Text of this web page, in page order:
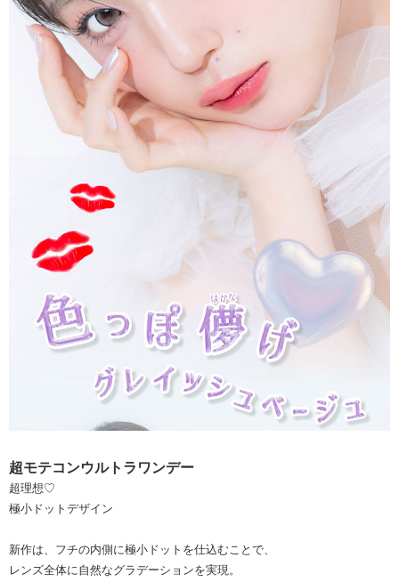
超モテコンウルトラワンデー
超理想♡
極小ドットデザイン
新作は、フチの内側に極小ドットを仕込むことで、
レンズ全体に自然なグラデーションを実現。